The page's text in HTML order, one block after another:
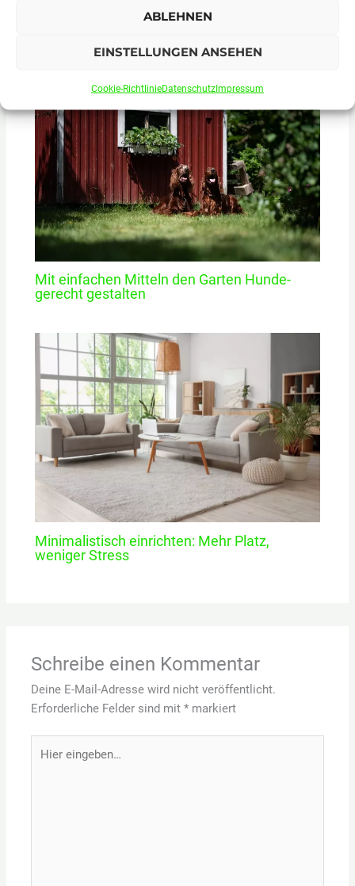
ABLEHNEN
EINSTELLUNGEN ANSEHEN
Cookie-RichtlinieDatenschutzImpressum
Mit einfachen Mitteln den Garten Hunde-
gerecht gestalten
Minimalistisch einrichten: Mehr Platz,
weniger Stress
Schreibe einen Kommentar
Deine E-Mail-Adresse wird nicht veröffentlicht.
Erforderliche Felder sind mit* markiert
eingeben…